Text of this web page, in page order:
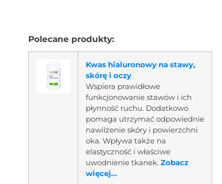
Polecane produkty:
Kwas hialuronowy na stawy,
skórę i oczy
Wspiera prawidłowe
funkcjonowanie stawów i ich
płynność ruchu. Dodatkowo
pomaga utrzymać odpowiednie
nawilżenie skóry i powierzchni
oka. Wpływa także na
elastyczność i właściwe
uwodnienie tkanek. Zobacz
więcej...